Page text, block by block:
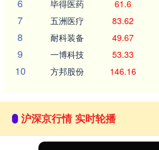
6 毕得医药 61.6
7 五洲医疗 83.62
8 耐科装备 49.67
9 一博科技 53.33
10 方邦股份 146.16
沪深京行情 实时轮播